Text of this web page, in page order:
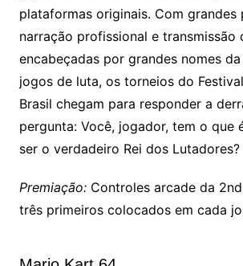
plataformas originais. Com grandes
narração profissional e transmissão
encabeçadas por grandes nomes
jogos de luta, os torneios do
Brasil chegam para responder a
pergunta: Você, jogador, tem o que
ser o verdadeiro Rei dos Lutadores?
Premiação:Controles arcade da
três primeiros colocados em cada